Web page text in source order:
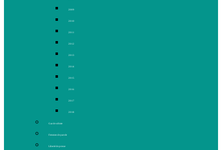
2009
2010
2011
2012
2013
2014
2015
2016
2017
2018
Gaz de schiste
Femmes de parole
Liberté de presse